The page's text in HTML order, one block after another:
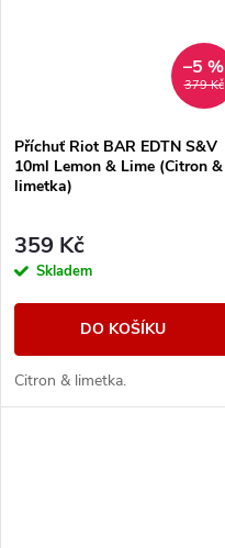
379 Kč
–5 %
Příchuť Riot BAR EDTN S&V
10ml Lemon & Lime (Citron &
limetka)
359 Kč
Skladem
DO KOŠÍKU
Citron & limetka.